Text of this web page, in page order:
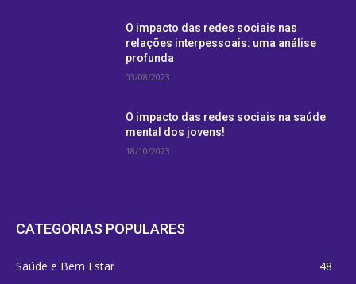
O impacto das redes sociais nas
relações interpessoais: uma análise
profunda
03/08/2023
O impacto das redes sociais na saúde
mental dos jovens!
18/10/2023
CATEGORIAS POPULARES
Saúde e Bem Estar
48